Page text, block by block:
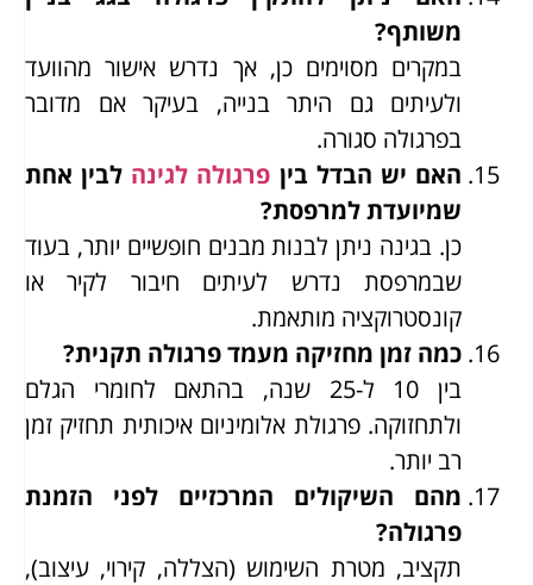
משותף?
במקרים מסוימים כן, אך נדרש אישור מהוועד
ולעיתים גם היתר בנייה, בעיקר אם מדובר
בפרגולה סגורה.
האם יש הבדל בין פרגולה לגינה לבין אחת
שמיועדת למרפסת?
כן. בגינה ניתן לבנות מבנים חופשיים יותר, בעוד
שבמרפסת נדרש לעיתים חיבור לקיר או
קונסטרוקציה מותאמת.
כמה זמן מחזיקה מעמד פרגולה תקנית?
בין 10 ל-25 שנה, בהתאם לחומרי הגלם
ולתחזוקה. פרגולת אלומיניום איכותית תחזיק זמן
רב יותר.
מהם השיקולים המרכזיים לפני הזמנת
פרגולה?
תקציב, מטרת השימוש (הצללה, קירוי, עיצוב),